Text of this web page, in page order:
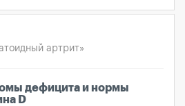
артрит»
дефицита и нормы
D